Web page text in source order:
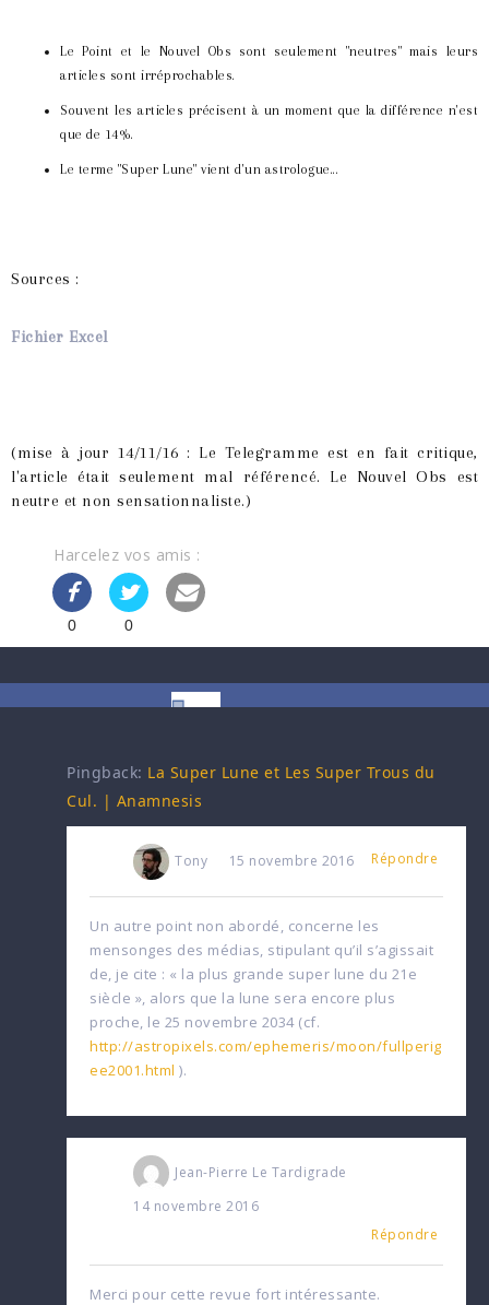
Le Point et le Nouvel Obs sont seulement "neutres" mais leurs
articles sont irréprochables.
Souvent les articles précisent à un moment que la différence n'est
que de 14%.
Le terme "Super Lune" vient d'un astrologue...
Sources :
Fichier Excel
(mise à jour 14/11/16 : Le Telegramme est en fait critique,
l'article était seulement mal référencé. Le Nouvel Obs est
neutre et non sensationnaliste.)
Harcelez vos amis :
0 0
Pingback: La Super Lune et Les Super Trous du
Cul. | Anamnesis
Tony 15 novembre 2016 Répondre
Un autre point non abordé, concerne les
mensonges des médias, stipulant qu’il s’agissait
de, je cite : « la plus grande super lune du 21e
siècle », alors que la lune sera encore plus
proche, le 25 novembre 2034 (cf.
http://astropixels.com/ephemeris/moon/fullperig
ee2001.html ).
Jean-Pierre Le Tardigrade
14 novembre 2016
Répondre
Merci pour cette revue fort intéressante.